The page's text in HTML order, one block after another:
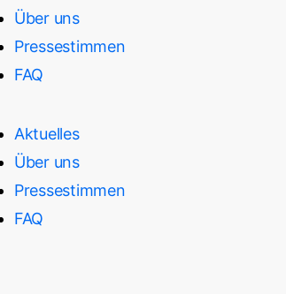
Über uns
Pressestimmen
FAQ
Aktuelles
Über uns
Pressestimmen
FAQ